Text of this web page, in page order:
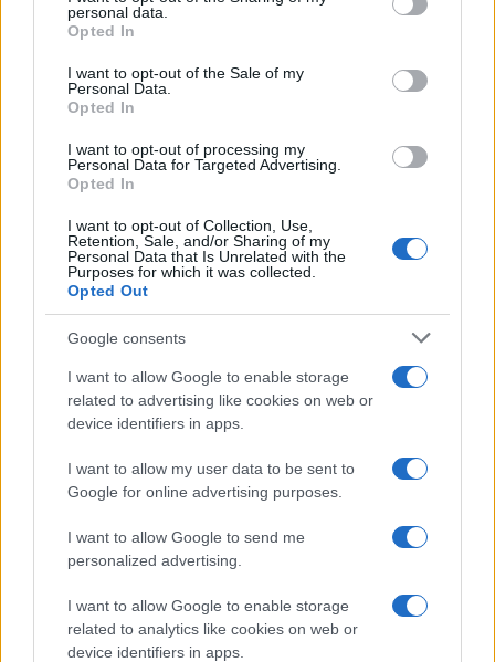
grant or deny consent to Google and its third-party tags to
use your data for below specified purposes in below Google
consent section.
personal data.
Opted In
I want to opt-out of the Sale of my
Personal Data.
Opted In
I want to opt-out of processing my
Personal Data for Targeted Advertising.
Opted In
I want to opt-out of Collection, Use,
Retention, Sale, and/or Sharing of my
Personal Data that Is Unrelated with the
Purposes for which it was collected.
Opted Out
Google consents
I want to allow Google to enable storage
related to advertising like cookies on web or
device identifiers in apps.
I want to allow my user data to be sent to
Google for online advertising purposes.
I want to allow Google to send me
personalized advertising.
I want to allow Google to enable storage
related to analytics like cookies on web or
device identifiers in apps.
Martina Agostina Diturco
I nostri cari
I nostri cari
I nostri cari
Invia un Comunicato Stampa|Pubblicità